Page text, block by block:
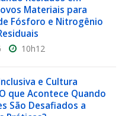
Materiais para
Fósforo e Nitrogênio
10h12
e Cultura
que Acontece Quando
São Desafiados a